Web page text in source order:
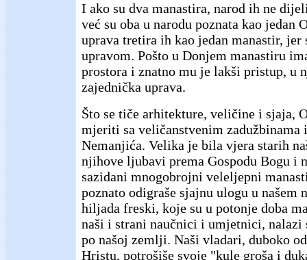
I ako su dva manastira, narod ih ne
već su oba u narodu poznata kao jedan
uprava tretira ih kao jedan manastir, jer
upravom. Pošto u Donjem manastiru
prostora i znatno mu je lakši pristup, u
zajednička uprava.
Što se tiče arhitekture, veličine i sjaja,
mjeriti sa veličanstvenim zadužbinama
Nemanjića. Velika je bila vjera starih
njihove ljubavi prema Gospodu Bogu i
sazidani mnogobrojni veleljepni
poznato odigraše sjajnu ulogu u našem
hiljada freski, koje su u potonje doba
naši i strani naučnici i umjetnici, nalazi
po našoj zemlji. Naši vladari, duboko
Hristu, potrošiše svoje "kule groša i